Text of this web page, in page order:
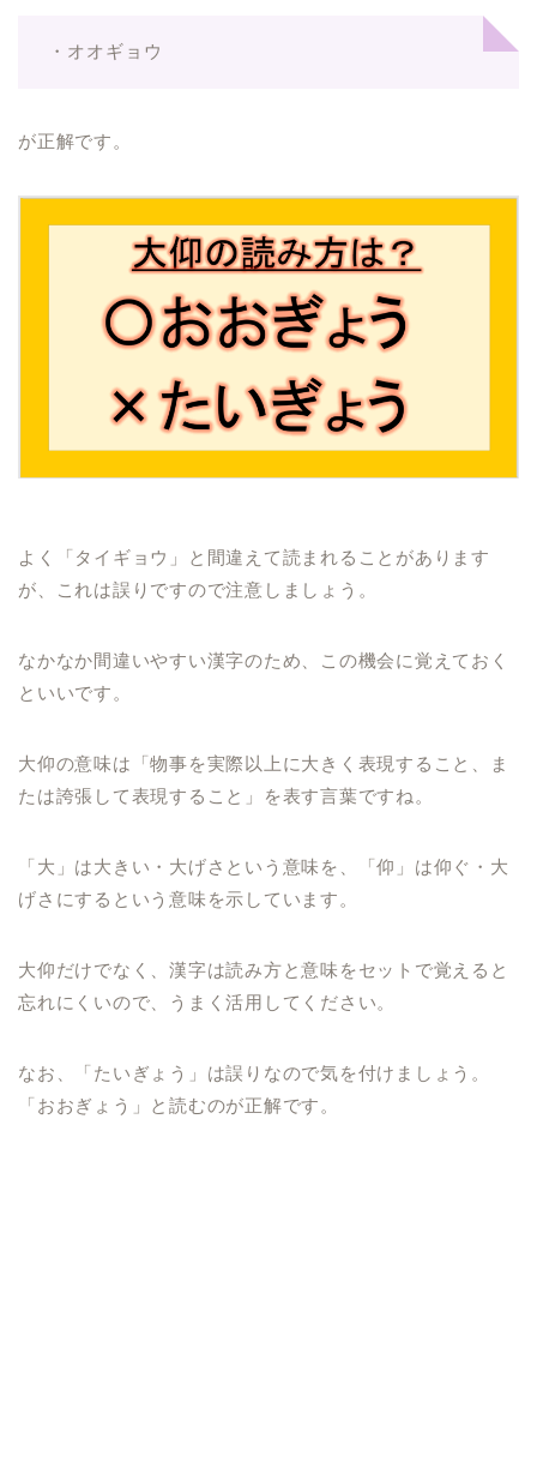
・オオギョウ
が正解です。
よく「タイギョウ」と間違えて読まれることがあります
が、これは誤りですので注意しましょう。
なかなか間違いやすい漢字のため、この機会に覚えておく
といいです。
大仰の意味は「物事を実際以上に大きく表現すること、ま
たは誇張して表現すること」を表す言葉ですね。
「大」は大きい・大げさという意味を、「仰」は仰ぐ・大
げさにするという意味を示しています。
大仰だけでなく、漢字は読み方と意味をセットで覚えると
忘れにくいので、うまく活用してください。
なお、「たいぎょう」は誤りなので気を付けましょう。
「おおぎょう」と読むのが正解です。